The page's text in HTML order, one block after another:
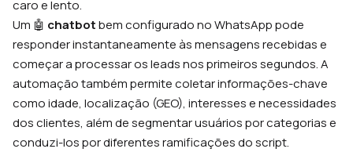
caro e lento.
Um 🤖 chatbotbem configurado no WhatsApp pode
responder instantaneamente às mensagens recebidas e
começar a processar os leads nos primeiros segundos. A
automação também permite coletar informações-chave
como idade, localização (GEO), interesses e necessidades
dos clientes, além de segmentar usuários por categorias e
conduzi-los por diferentes ramificações do script.